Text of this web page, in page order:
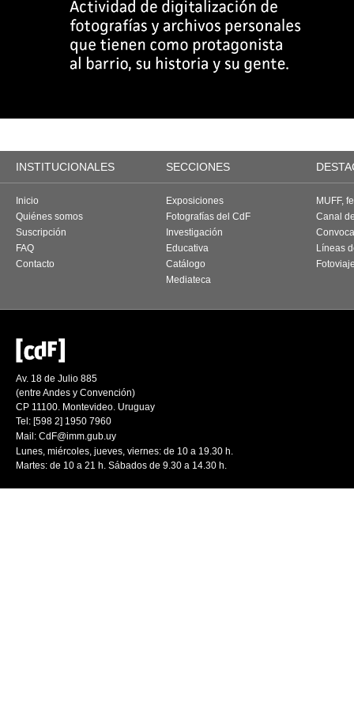
INSTITUCIONALES SECCIONES
Inicio
Quiénes somos
Suscripción
FAQ
Contacto
Exposiciones
Fotografías del CdF
Investigación
Educativa
Catálogo
Mediateca
MUFF,
Canal
Líneas
Av. 18 de Julio 885
(entre Andes y Convención)
CP 11100. Montevideo. Uruguay
Tel: [598 2] 1950 7960
Mail: CdF@imm.gub.uy
Lunes, miércoles, jueves, viernes: de 10 a 19.30 h.
Martes: de 10 a 21 h. Sábados de 9.30 a 14.30 h.